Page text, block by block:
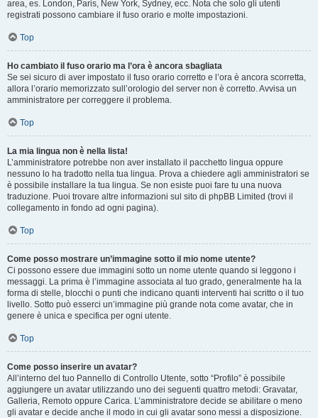
area, es. London, Paris, New York, Sydney, ecc. Nota che solo gli utenti
registrati possono cambiare il fuso orario e molte impostazioni.
Top
Ho cambiato il fuso orario ma l’ora è ancora sbagliata
Se sei sicuro di aver impostato il fuso orario corretto e l’ora è ancora scorretta,
allora l’orario memorizzato sull’orologio del server non è corretto. Avvisa un
amministratore per correggere il problema.
Top
La mia lingua non è nella lista!
L’amministratore potrebbe non aver installato il pacchetto lingua oppure
nessuno lo ha tradotto nella tua lingua. Prova a chiedere agli amministratori se
è possibile installare la tua lingua. Se non esiste puoi fare tu una nuova
traduzione. Puoi trovare altre informazioni sul sito di phpBB Limited (trovi il
collegamento in fondo ad ogni pagina).
Top
Come posso mostrare un’immagine sotto il mio nome utente?
Ci possono essere due immagini sotto un nome utente quando si leggono i
messaggi. La prima è l’immagine associata al tuo grado, generalmente ha la
forma di stelle, blocchi o punti che indicano quanti interventi hai scritto o il tuo
livello. Sotto può esserci un’immagine più grande nota come avatar, che in
genere è unica e specifica per ogni utente.
Top
Come posso inserire un avatar?
All’interno del tuo Pannello di Controllo Utente, sotto “Profilo” è possibile
aggiungere un avatar utilizzando uno dei seguenti quattro metodi: Gravatar,
Galleria, Remoto oppure Carica. L’amministratore decide se abilitare o meno
gli avatar e decide anche il modo in cui gli avatar sono messi a disposizione.